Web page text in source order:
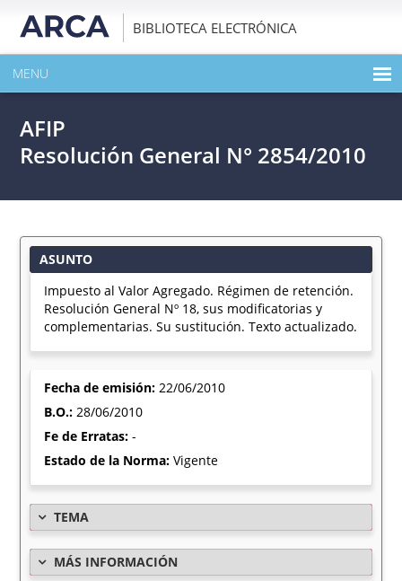
BIBLIOTECA ELECTRÓNICA
MENU
EXPANDIR TODO EL CONTENIDO DE LA PUBLICACIÓN
AFIP
Resolución General N° 2854/2010
ASUNTO
Impuesto al Valor Agregado. Régimen de retención.
Resolución General Nº 18, sus modificatorias y
complementarias. Su sustitución. Texto actualizado.
Fecha de emisión:22/06/2010
B.O.:28/06/2010
Fe de Erratas:-
Estado de la Norma:Vigente
TEMA
MÁS INFORMACIÓN